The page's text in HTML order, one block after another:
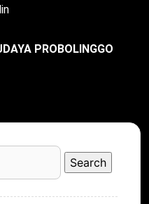
PROBOLINGGO